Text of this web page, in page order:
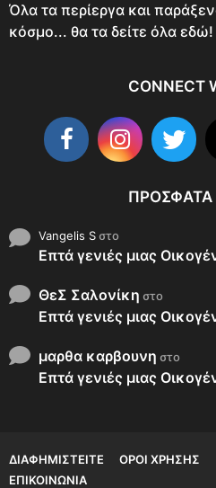
Όλα τα περίεργα και
κόσμο... θα τα δείτε όλα εδώ!
CONNECT
ΠΡΌΣΦΑΤΑ
Vangelis Sστο
Επτά γενιές μιας
ΘεΣ Σαλονίκη στο
Επτά γενιές μιας
μαρθα καρβουνη στο
Επτά γενιές μιας
ΔΙΑΦΗΜΙΣΤΕΊΤΕ ΌΡΟΙ ΧΡΉΣΗΣ
ΕΠΙΚΟΙΝΩΝΊΑ